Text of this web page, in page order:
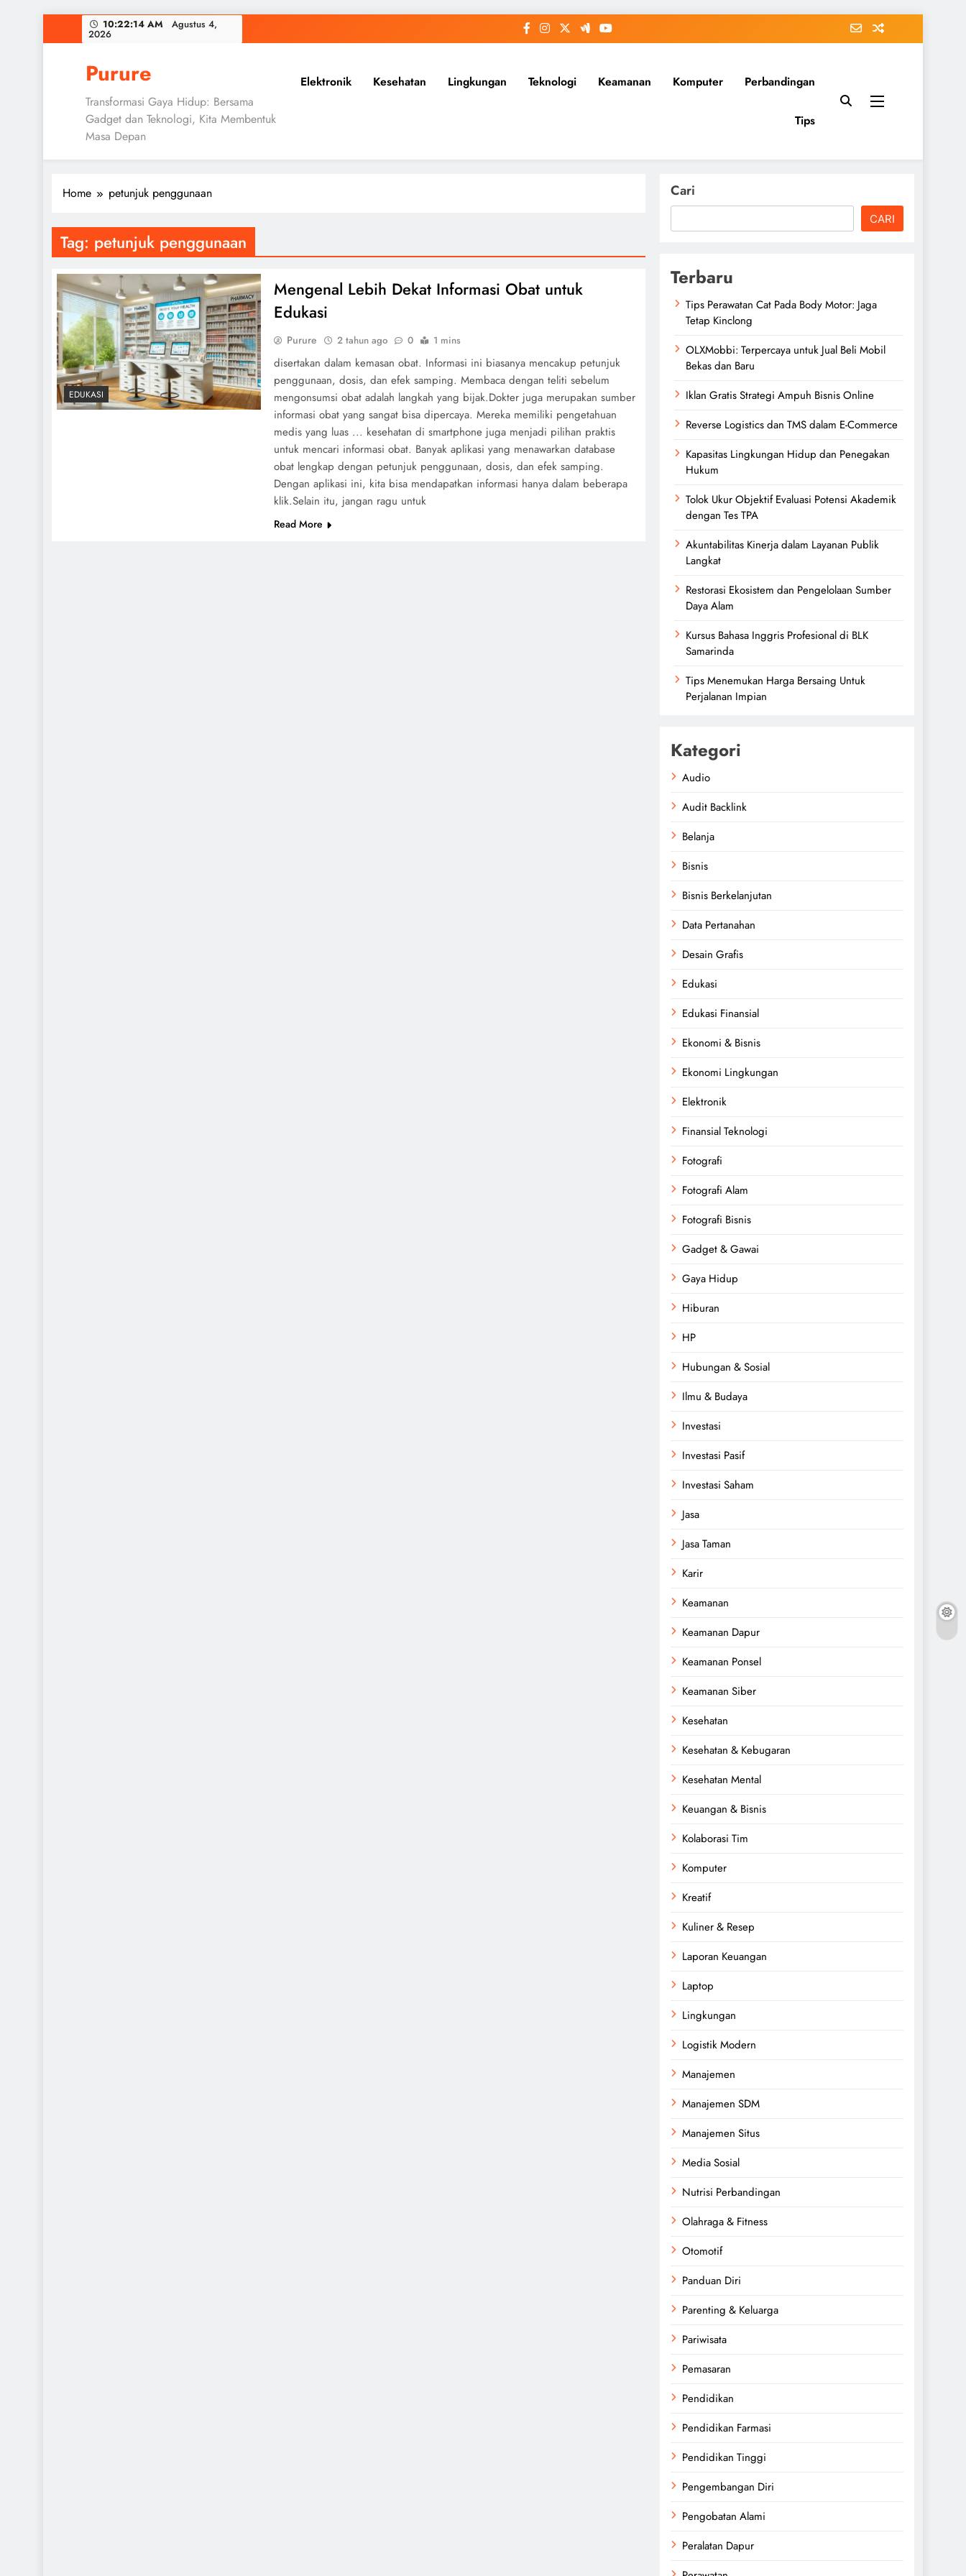
to
10:22:15 AM Agustus 4,
2026
Purure
Transformasi Gaya Hidup: Bersama
Gadget dan Teknologi, Kita Membentuk
Masa Depan
Elektronik Kesehatan Lingkungan Teknologi Keamanan Komputer Perbandingan
Tips
Home petunjuk penggunaan
Tag: petunjuk penggunaan
EDUKASI
Mengenal Lebih Dekat Informasi Obat untuk
Edukasi
Purure 2 tahun ago 0 1 mins
disertakan dalam kemasan obat. Informasi ini biasanya mencakup petunjuk
penggunaan, dosis, dan efek samping. Membaca dengan teliti sebelum
mengonsumsi obat adalah langkah yang bijak.Dokter juga merupakan sumber
informasi obat yang sangat bisa dipercaya. Mereka memiliki pengetahuan
medis yang luas ... kesehatan di smartphone juga menjadi pilihan praktis
untuk mencari informasi obat. Banyak aplikasi yang menawarkan database
obat lengkap dengan petunjuk penggunaan, dosis, dan efek samping.
Dengan aplikasi ini, kita bisa mendapatkan informasi hanya dalam beberapa
klik.Selain itu, jangan ragu untuk
Read More
Cari
CARI
Terbaru
Tips Perawatan Cat Pada Body Motor: Jaga
Tetap Kinclong
OLXMobbi: Terpercaya untuk Jual Beli Mobil
Bekas dan Baru
Iklan Gratis Strategi Ampuh Bisnis Online
Reverse Logistics dan TMS dalam E-Commerce
Kapasitas Lingkungan Hidup dan Penegakan
Hukum
Tolok Ukur Objektif Evaluasi Potensi Akademik
dengan Tes TPA
Akuntabilitas Kinerja dalam Layanan Publik
Langkat
Restorasi Ekosistem dan Pengelolaan Sumber
Daya Alam
Kursus Bahasa Inggris Profesional di BLK
Samarinda
Tips Menemukan Harga Bersaing Untuk
Perjalanan Impian
Kategori
Audio
Audit Backlink
Belanja
Bisnis
Bisnis Berkelanjutan
Data Pertanahan
Desain Grafis
Edukasi
Edukasi Finansial
Ekonomi & Bisnis
Ekonomi Lingkungan
Elektronik
Finansial Teknologi
Fotografi
Fotografi Alam
Fotografi Bisnis
Gadget & Gawai
Gaya Hidup
Hiburan
HP
Hubungan & Sosial
Ilmu & Budaya
Investasi
Investasi Pasif
Investasi Saham
Jasa
Jasa Taman
Karir
Keamanan
Keamanan Dapur
Keamanan Ponsel
Keamanan Siber
Kesehatan
Kesehatan & Kebugaran
Kesehatan Mental
Keuangan & Bisnis
Kolaborasi Tim
Komputer
Kreatif
Kuliner & Resep
Laporan Keuangan
Laptop
Lingkungan
Logistik Modern
Manajemen
Manajemen SDM
Manajemen Situs
Media Sosial
Nutrisi Perbandingan
Olahraga & Fitness
Otomotif
Panduan Diri
Parenting & Keluarga
Pariwisata
Pemasaran
Pendidikan
Pendidikan Farmasi
Pendidikan Tinggi
Pengembangan Diri
Pengobatan Alami
Peralatan Dapur